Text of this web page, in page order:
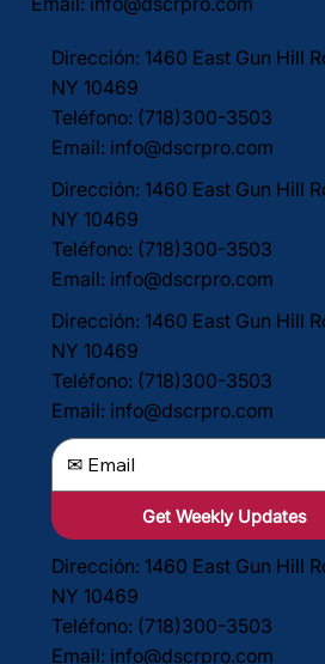
Dirección: 1460 East Gun Hill
NY 10469
Teléfono: (718)300-3503
Email: info@dscrpro.com
Dirección: 1460 East Gun Hill
NY 10469
Teléfono: (718)300-3503
Email: info@dscrpro.com
Dirección: 1460 East Gun Hill
NY 10469
Teléfono: (718)300-3503
Email: info@dscrpro.com
Get Weekly Updates
Dirección: 1460 East Gun Hill
NY 10469
Teléfono: (718)300-3503
Email: info@dscrpro.com